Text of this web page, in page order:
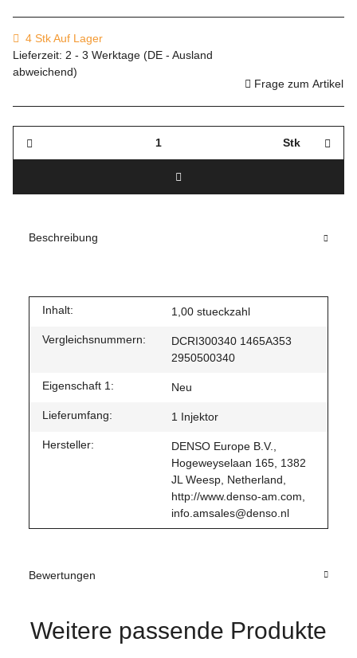
4 Stk Auf Lager
Lieferzeit: 2 - 3 Werktage (DE - Ausland
abweichend)
Frage zum Artikel
Stk
Beschreibung
Inhalt: 1,00 stueckzahl
Vergleichsnummern:
DCRI300340 1465A353
2950500340
Eigenschaft 1: Neu
Lieferumfang: 1 Injektor
Hersteller:
DENSO Europe B.V.,
Hogeweyselaan 165, 1382
JL Weesp, Netherland,
http://www.denso-am.com,
info.amsales@denso.nl
Bewertungen
Weitere passende Produkte